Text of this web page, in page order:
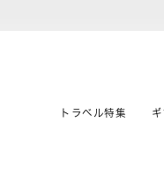
トラベル特集